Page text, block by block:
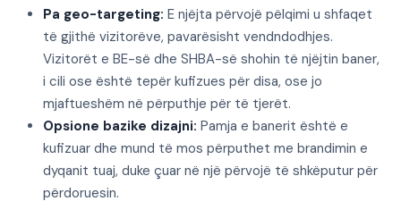
Pa geo-targeting: E njëjta përvojë pëlqimi u shfaqet
të gjithë vizitorëve, pavarësisht vendndodhjes.
Vizitorët e BE-së dhe SHBA-së shohin të njëjtin baner,
i cili ose është tepër kufizues për disa, ose jo
mjaftueshëm në përputhje për të tjerët.
Opsione bazike dizajni: Pamja e banerit është e
kufizuar dhe mund të mos përputhet me brandimin e
dyqanit tuaj, duke çuar në një përvojë të shkëputur për
përdoruesin.